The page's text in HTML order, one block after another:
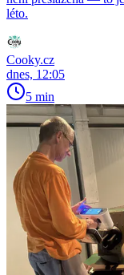
léto.
Cooky.cz
dnes, 12:05
5 min